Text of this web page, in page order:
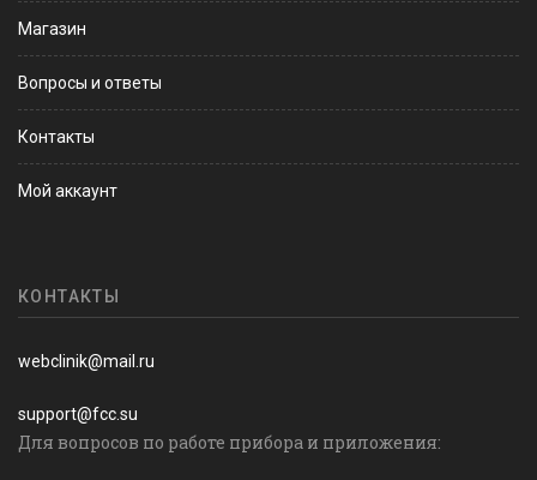
Магазин
Вопросы и ответы
Контакты
Мой аккаунт
КОНТАКТЫ
webclinik@mail.ru
support@fcc.su
Для вопросов по работе прибора и приложения: